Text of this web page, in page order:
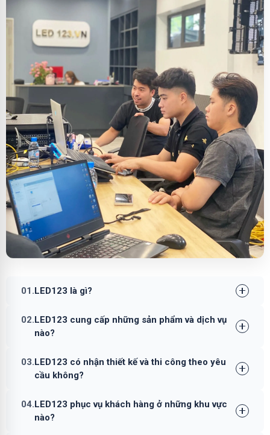
01.LED123 là gì?
02.LED123 cung cấp những sản phẩm và dịch vụ
nào?
03.LED123 có nhận thiết kế và thi công theo yêu
cầu không?
04.LED123 phục vụ khách hàng ở những khu vực
nào?